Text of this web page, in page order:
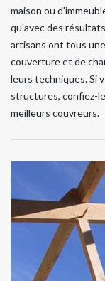
maison ou
qu'avec des
artisans ont tous
couverture et de
leurs techniques. Si
structures, confiez-
meilleurs couvreurs.